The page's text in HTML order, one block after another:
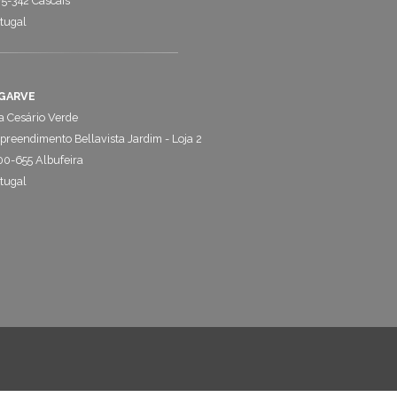
Cesário Verde
Bellavista Jardim - Loja 2
655 Albufeira